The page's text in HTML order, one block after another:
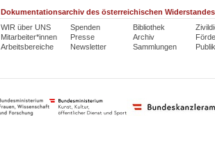
Dokumentationsarchiv des österreichischen Widerstandes
WIR über UNS
Mitarbeiter*innen
Arbeitsbereiche
Spenden
Presse
Newsletter
Bibliothek
Archiv
Sammlungen